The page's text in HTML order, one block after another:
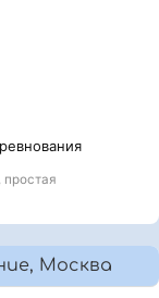
простая
Москва